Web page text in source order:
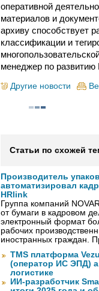
оперативной
материалов и
архиву способствует
классификации и
менеджер по
Другие новости
Статьи по схожей
Производитель
автоматизировал
HRlink
Группа компаний
от бумаги в кадровом
электронный формат
рабочих
иностранных граждан.
TMS платформа
(оператор ИС ЭПД)
логистике
ИИ-разработчик